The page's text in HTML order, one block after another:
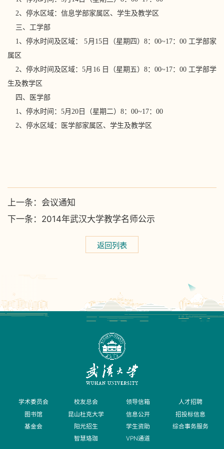
2、停水区域：信息学部家属区、学生及教学区
三、工学部
1、停水时间及区域： 5月15日（星期四）8：00~17：00 工学部家
属区
2、停水时间及区域：5月16 日（星期五）8：00~17：00 工学部学
生及教学区
四、医学部
1、停水时间：5月20日（星期二）8：00~17：00
2、停水区域：医学部家属区、学生及教学区
上一条： 会议通知
下一条： 2014年武汉大学教学名师公示
返回列表
学术委员会 校友总会 领导信箱
人才招聘
图书馆
昆山杜克大学 信息公开
招投标信息
基金会
阳光招生 学生资助
综合事务服务
智慧珞珈
VPN通道